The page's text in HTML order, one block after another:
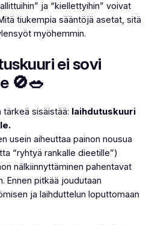
ja “kiellettyihin” voivat
tiukempia sääntöjä asetat, sitä
myöhemmin.
ei sovi
🚫🥗
tärkeä sisäistää: laihdutuskuuri
usein aiheuttaa painon nousua
“ryhtyä rankalle dieetille”)
nälkiinnyttäminen pahentavat
Ennen pitkää joudutaan
ja laihduttelun loputtomaan